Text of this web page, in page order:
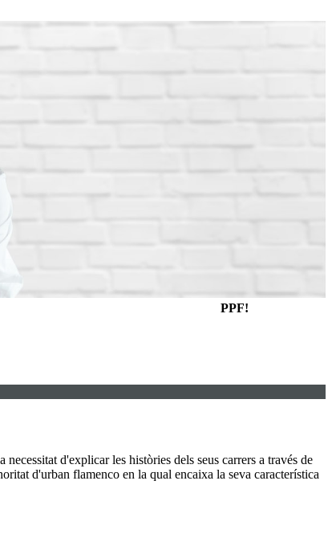
PPF!
d'explicar les històries dels seus carrers a través de
d'urban flamenco en la qual encaixa la seva característica